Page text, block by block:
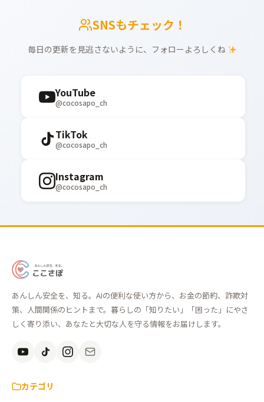
SNSもチェック！
毎日の更新を見逃さないように、フォローよろしくね
YouTube
@cocosapo_ch
TikTok
@cocosapo_ch
Instagram
@cocosapo_ch
あ
ん
し
ん
全
知
る。
あんしん安全を、知る。AIの便利な使い方から、お金の節約、詐欺対
策、人間関係のヒントまで。暮らしの「知りたい」「困った」にやさ
しく寄り添い、あなたと大切な人を守る情報をお届けします。
カテゴリ